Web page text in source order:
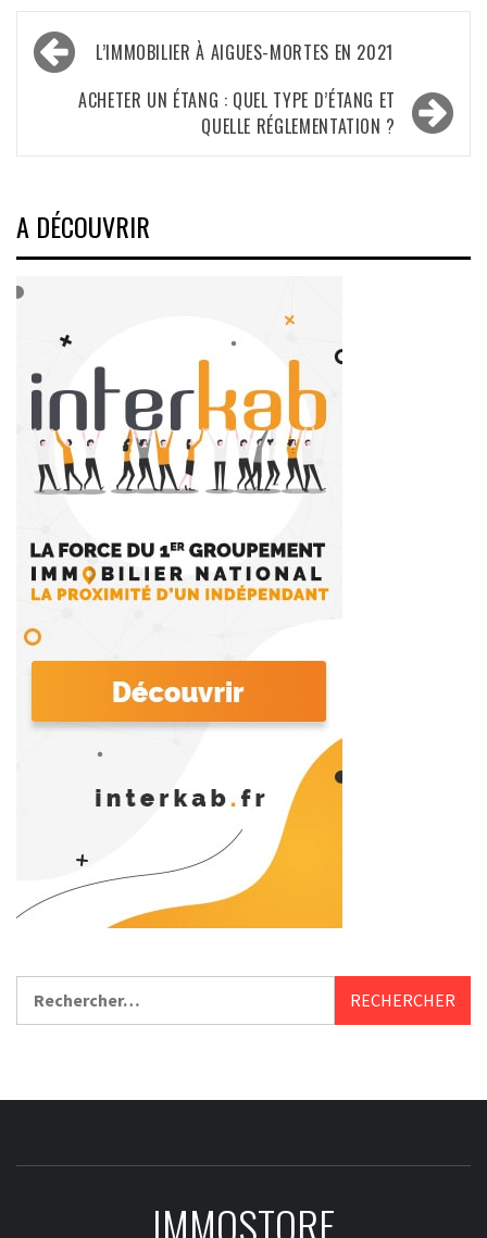
Navigation
de
l’article
L’IMMOBILIER À AIGUES-MORTES EN 2021
ACHETER UN ÉTANG : QUEL TYPE D’ÉTANG ET
QUELLE RÉGLEMENTATION ?
A DÉCOUVRIR
IMMOSTORE